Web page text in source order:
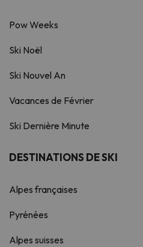
Pow Weeks
Ski Noël
Ski Nouvel An
Vacances de Février
Ski Dernière Minute
DESTINATIONS DE SKI
Alpes françaises
Pyrénées
Alpes suisses